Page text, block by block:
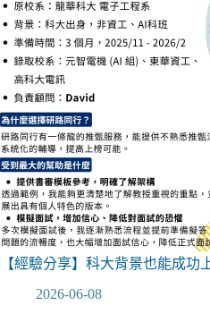
【經驗分享】科大背景也能成功
2026-06-08